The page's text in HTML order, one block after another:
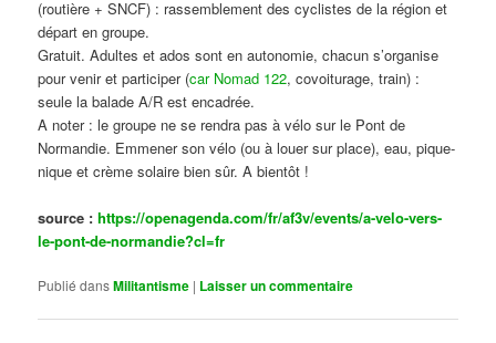
(routière + SNCF) : rassemblement des cyclistes de la région et
départ en groupe.
Gratuit. Adultes et ados sont en autonomie, chacun s’organise
pour venir et participer (car Nomad 122, covoiturage, train) :
seule la balade A/R est encadrée.
A noter : le groupe ne se rendra pas à vélo sur le Pont de
Normandie. Emmener son vélo (ou à louer sur place), eau, pique-
nique et crème solaire bien sûr. A bientôt !
source :https://openagenda.com/fr/af3v/events/a-velo-vers-
le-pont-de-normandie?cl=fr
Publié dansMilitantisme | Laisser un commentaire